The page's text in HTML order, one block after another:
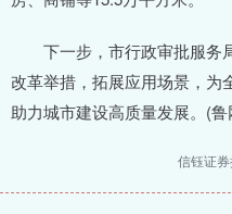
下一步，市行政审批服务
改革举措，拓展应用场景，为
助力城市建设高质量发展。(鲁
信钰证